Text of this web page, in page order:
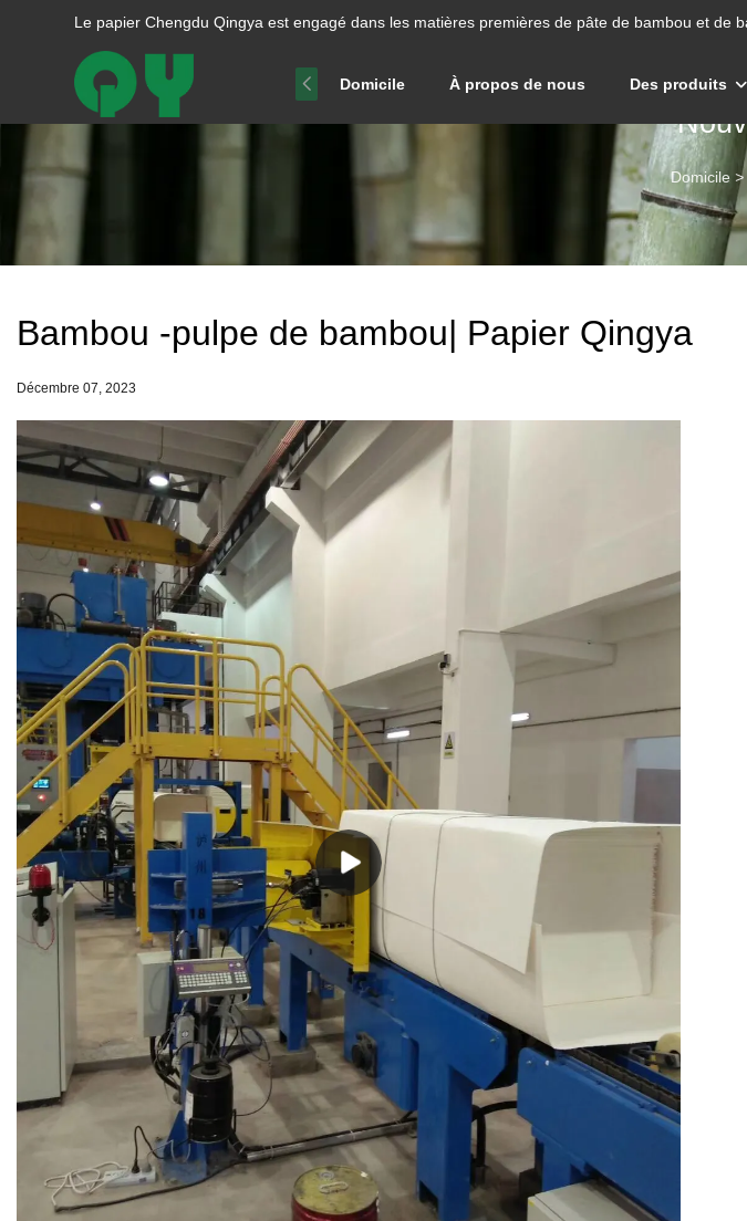
Le papier Chengdu Qingya est engagé dans les matières premières de pâte de bambou et
Domicile À propos de nous Des produits
Domicile >
Bambou -pulpe de bambou| Papier Qingya
Décembre 07, 2023